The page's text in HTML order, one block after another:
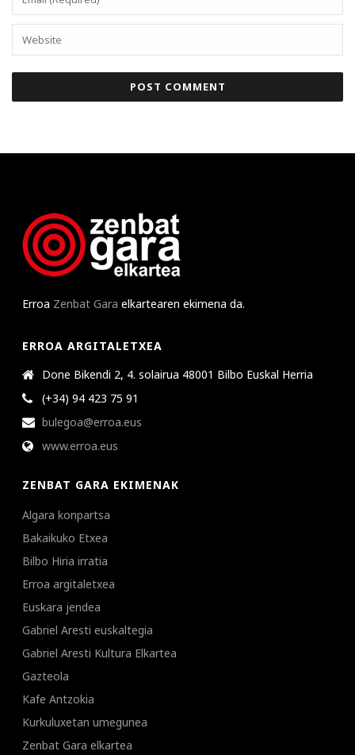
Erroa Zenbat Gara elkartearen ekimena da.
ERROA ARGITALETXEA
Done Bikendi 2, 4. solairua 48001 Bilbo Euskal Herria
(+34) 94 423 75 91
bulegoa@erroa.eus
www.erroa.eus
ZENBAT GARA EKIMENAK
Algara konpartsa
Bakaikuko Etxea
Bilbo Hiria irratia
Erroa argitaletxea
Euskara jendea
Gabriel Aresti euskaltegia
Gabriel Aresti Kultura Elkartea
Gazteola
Kafe Antzokia
Kurkuluxetan umegunea
Zenbat Gara elkartea